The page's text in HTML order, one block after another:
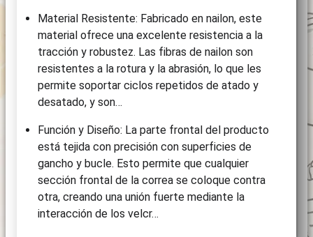
Material Resistente: Fabricado en nailon, este
material ofrece una excelente resistencia a la
tracción y robustez. Las fibras de nailon son
resistentes a la rotura y la abrasión, lo que les
permite soportar ciclos repetidos de atado y
desatado, y son…
Función y Diseño: La parte frontal del producto
está tejida con precisión con superficies de
gancho y bucle. Esto permite que cualquier
sección frontal de la correa se coloque contra
otra, creando una unión fuerte mediante la
interacción de los velcr…